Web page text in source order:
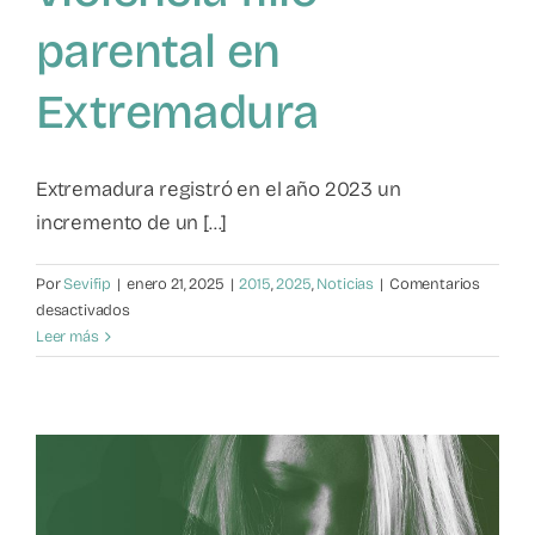
parental en
Extremadura
Extremadura registró en el año 2023 un
incremento de un [...]
PorSevifip | enero 21, 2025 | 2015,2025,Noticias | Comentarios
desactivadosen
de
parental
Extremadura
Leer más